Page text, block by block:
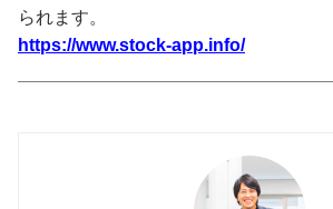
られます。
https://www.stock-app.info/